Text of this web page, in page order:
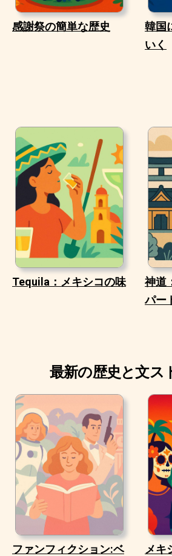
感謝祭の簡単な歴史
韓国
いく
Tequila：メキシコの味
神道
パー
最新の歴史と文ス
ファンフィクション:ベ メキ